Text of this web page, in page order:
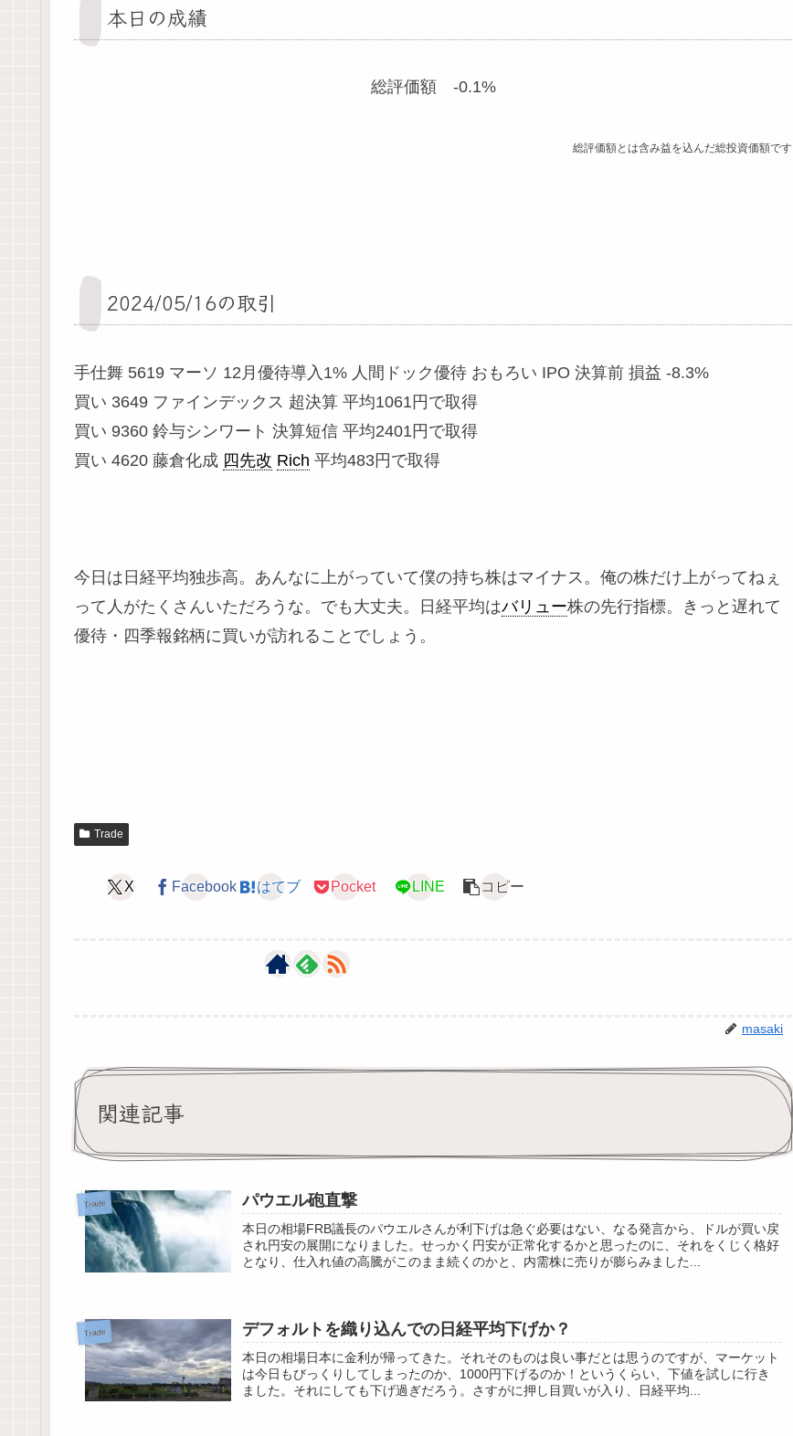
本日の成績
総評価額 -0.1%
総評価額とは含み益を込んだ総投資価額です
2024/05/16の取引
手仕舞 5619 マーソ 12月優待導入1% 人間ドック優待 おもろい IPO 決算前 損益 -8.3%
買い 3649 ファインデックス 超決算 平均1061円で取得
買い 9360 鈴与シンワート 決算短信 平均2401円で取得
買い 4620 藤倉化成 四先改 Rich 平均483円で取得
今日は日経平均独歩高。あんなに上がっていて僕の持ち株はマイナス。俺の株だけ上がってねぇ
って人がたくさんいただろうな。でも大丈夫。日経平均はバリュー株の先行指標。きっと遅れて
優待・四季報銘柄に買いが訪れることでしょう。
Trade
X Facebook はてブ Pocket LINE コピー
masaki
関連記事
Trade パウエル砲直撃
本日の相場FRB議長のパウエルさんが利下げは急ぐ必要はない、なる発言から、ドルが買い戻
され円安の展開になりました。せっかく円安が正常化するかと思ったのに、それをくじく格好
となり、仕入れ値の高騰がこのまま続くのかと、内需株に売りが膨らみました...
Trade デフォルトを織り込んでの日経平均下げか？
本日の相場日本に金利が帰ってきた。それそのものは良い事だとは思うのですが、マーケット
は今日もびっくりしてしまったのか、1000円下げるのか！というくらい、下値を試しに行き
ました。それにしても下げ過ぎだろう。さすがに押し目買いが入り、日経平均...